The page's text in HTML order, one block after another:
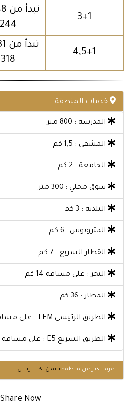
3+1
244 متر
4,5+1
318 متر
خدمات المنطقة
المدرسة : 800 متر
المشفى : 1,5 كم
الجامعة : 2 كم
سوق محلي : 300 متر
البلدية : 3 كم
المتروبوس : 6 كم
القطار السريع : 7 كم
البحر : على مسافة 14 كم
المطار : 36 كم
الطريق الرئيسي TEM : على مسافة 4 كم
الطريق السريع E5 : على مسافة 6 كم
اعرف اكثر عن منطقة باسن اكسبريس
Share Now